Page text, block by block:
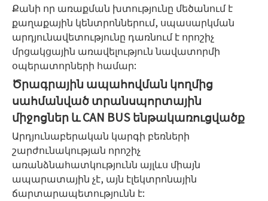
Քանի որ առաքման խտությունը մեծանում է
քաղաքային կենտրոններում, սպասարկման
արդյունավետությունը դառնում է որոշիչ
մրցակցային առավելություն նավատորմի
օպերատորների համար:
Ծրագրային ապահովման կողմից
սահմանված տրանսպորտային
միջոցներ և CAN BUS ենթակառուցվածք
Արդյունաբերական կարգի բեռների
շարժունակության որոշիչ
առանձնահատկությունն այլևս միայն
ապարատային չէ, այն էլեկտրոնային
ճարտարապետությունն է: